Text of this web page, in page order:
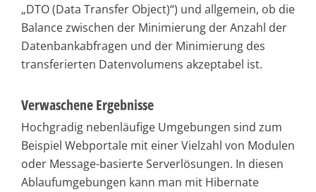
„DTO (Data Transfer Object)“) und allgemein, ob die
Balance zwischen der Minimierung der Anzahl der
Datenbankabfragen und der Minimierung des
transferierten Datenvolumens akzeptabel ist.
Verwaschene Ergebnisse
Hochgradig nebenläufige Umgebungen sind zum
Beispiel Webportale mit einer Vielzahl von Modulen
oder Message-basierte Serverlösungen. In diesen
Ablaufumgebungen kann man mit Hibernate